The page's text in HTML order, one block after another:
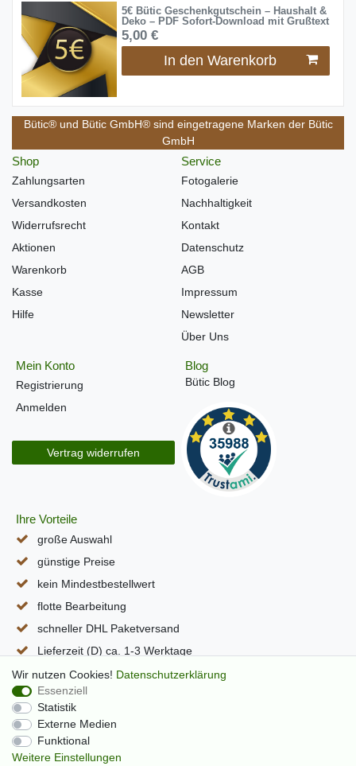
5€ Bütic Geschenkgutschein – Haushalt &
Deko – PDF Sofort-Download mit Grußtext
5,00 €
In den Warenkorb
Bütic® und Bütic GmbH® sind eingetragene Marken der Bütic
GmbH
Shop
Zahlungsarten
Versandkosten
Widerrufsrecht
Aktionen
Warenkorb
Kasse
Hilfe
Service
Fotogalerie
Nachhaltigkeit
Kontakt
Datenschutz
AGB
Impressum
Newsletter
Über Uns
Mein Konto
Registrierung
Anmelden
Vertrag widerrufen
Blog
Bütic Blog
Ihre Vorteile
große Auswahl
günstige Preise
kein Mindestbestellwert
flotte Bearbeitung
schneller DHL Paketversand
Lieferzeit (D) ca. 1-3 Werktage
alle Seiten per SSL verschlüsselt
Wir nutzen Cookies! Daten­schutz­erklärung
Essenziell
Statistik
Externe Medien
Funktional
Weitere Einstellungen